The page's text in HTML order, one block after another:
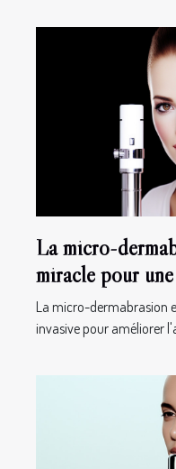
La micro-
miracle pour
La micro-dermabrasion
invasive pour améliorer